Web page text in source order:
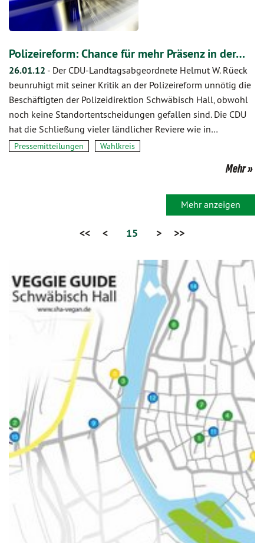
Polizeireform: Chance für mehr Präsenz in der…
26.01.12 - Der CDU-Landtagsabgeordnete Helmut W. Rüeck
beunruhigt mit seiner Kritik an der Polizeireform unnötig die
Beschäftigten der Polizeidirektion Schwäbisch Hall, obwohl
noch keine Standort­ent­schei­dungen gefallen sind. Die CDU
hat die Schließung vieler ländlicher Reviere wie in…
Pressemitteilungen Wahlkreis
Mehr
Mehr anzeigen
<< < 15 > >>